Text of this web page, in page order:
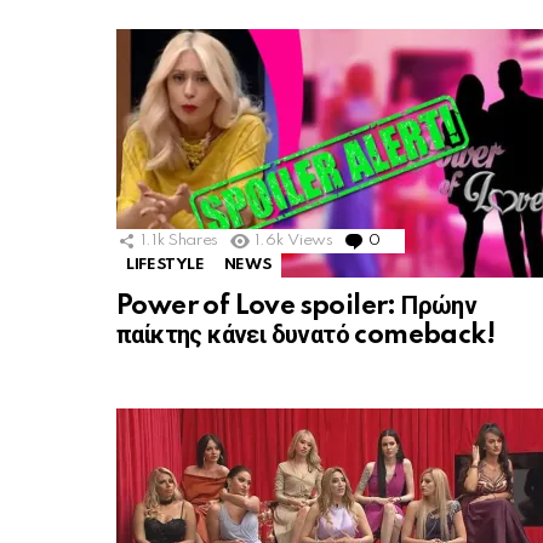
1.1k Shares 1.6k Views 0
Comments
LIFESTYLE
NEWS
Power of Love spoiler: Πρώην
παίκτης κάνει δυνατό comeback!